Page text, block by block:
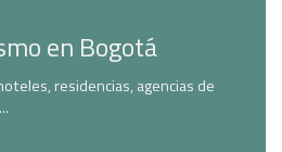
en Bogotá
residencias, agencias de